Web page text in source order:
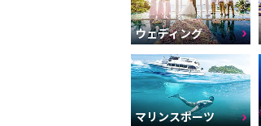
ウェディング
マリンスポーツ